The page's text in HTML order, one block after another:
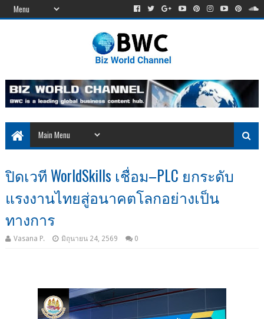
ปิดเวที WorldSkills เชื่อม–PLC ยกระดับ
แรงงานไทยสู่อนาคตโลกอย่างเป็น
ทางการ
Vasana P. มิถุนายน 24, 2569 0